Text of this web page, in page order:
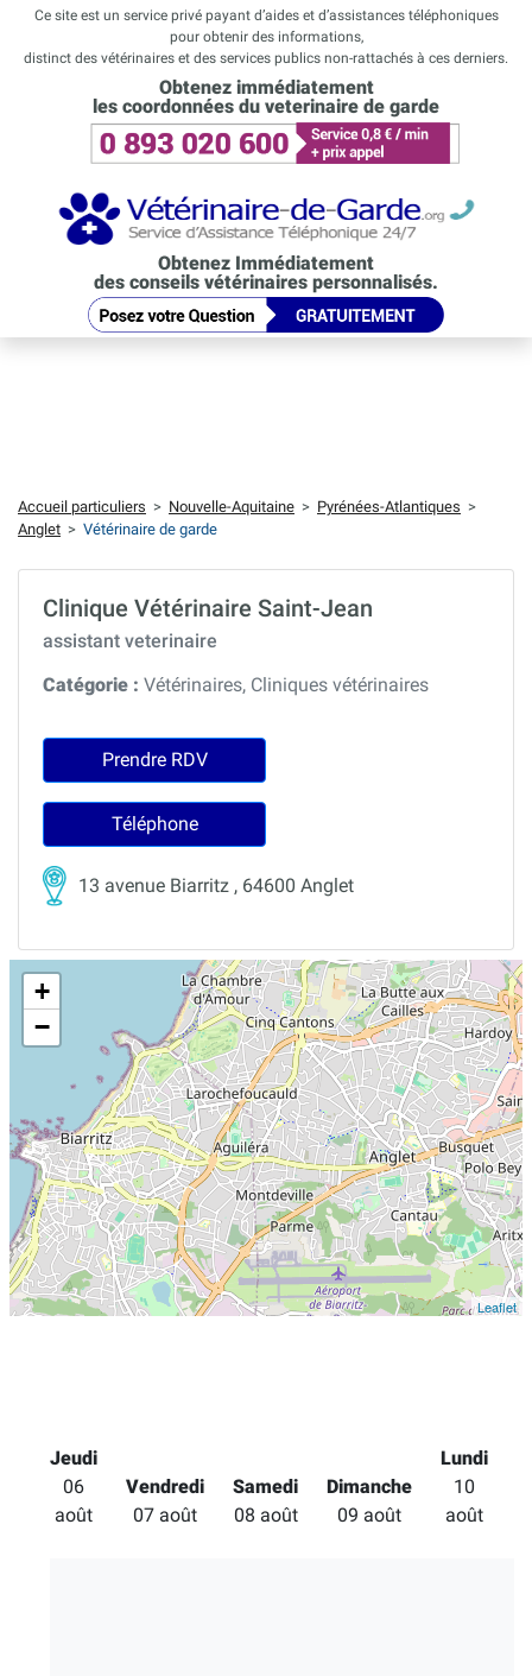
Ce site est un service privé payant d’aides et d’assistances téléphoniques
pour obtenir des informations,
distinct des vétérinaires et des services publics non-rattachés à ces derniers.
Obtenez immédiatement
les coordonnées du veterinaire de garde
Obtenez Immédiatement
des conseils vétérinaires personnalisés.
Accueil particuliers > Nouvelle-Aquitaine > Pyrénées-Atlantiques >
Anglet > Vétérinaire de garde
Clinique Vétérinaire Saint-Jean
assistant veterinaire
Catégorie : Vétérinaires, Cliniques vétérinaires
Prendre RDV
Téléphone
13 avenue Biarritz , 64600 Anglet
+
−
Leaflet
Jeudi
06
août
Vendredi
07 août
Samedi
08 août
Dimanche
09 août
Lundi
10
août